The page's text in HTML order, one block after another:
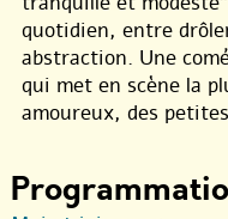
quotidien, entre
abstraction. Une
qui met en scène la
amoureux, des